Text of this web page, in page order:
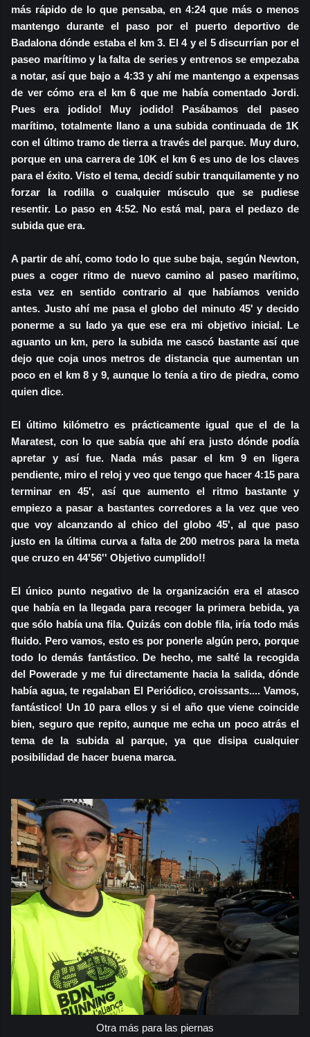
más rápido de lo que pensaba, en 4:24 que más o menos
mantengo durante el paso por el puerto deportivo de
Badalona dónde estaba el km 3. El 4 y el 5 discurrían por el
paseo marítimo y la falta de series y entrenos se empezaba
a notar, así que bajo a 4:33 y ahí me mantengo a expensas
de ver cómo era el km 6 que me había comentado Jordi.
Pues era jodido! Muy jodido! Pasábamos del paseo
marítimo, totalmente llano a una subida continuada de 1K
con el último tramo de tierra a través del parque. Muy duro,
porque en una carrera de 10K el km 6 es uno de los claves
para el éxito. Visto el tema, decidí subir tranquilamente y no
forzar la rodilla o cualquier músculo que se pudiese
resentir. Lo paso en 4:52. No está mal, para el pedazo de
subida que era.
A partir de ahí, como todo lo que sube baja, según Newton,
pues a coger ritmo de nuevo camino al paseo marítimo,
esta vez en sentido contrario al que habíamos venido
antes. Justo ahí me pasa el globo del minuto 45' y decido
ponerme a su lado ya que ese era mi objetivo inicial. Le
aguanto un km, pero la subida me cascó bastante así que
dejo que coja unos metros de distancia que aumentan un
poco en el km 8 y 9, aunque lo tenía a tiro de piedra, como
quien dice.
El último kilómetro es prácticamente igual que el de la
Maratest, con lo que sabía que ahí era justo dónde podía
apretar y así fue. Nada más pasar el km 9 en ligera
pendiente, miro el reloj y veo que tengo que hacer 4:15 para
terminar en 45', así que aumento el ritmo bastante y
empiezo a pasar a bastantes corredores a la vez que veo
que voy alcanzando al chico del globo 45', al que paso
justo en la última curva a falta de 200 metros para la meta
que cruzo en 44'56'' Objetivo cumplido!!
El único punto negativo de la organización era el atasco
que había en la llegada para recoger la primera bebida, ya
que sólo había una fila. Quizás con doble fila, iría todo más
fluido. Pero vamos, esto es por ponerle algún pero, porque
todo lo demás fantástico. De hecho, me salté la recogida
del Powerade y me fui directamente hacia la salida, dónde
había agua, te regalaban El Periódico, croissants.... Vamos,
fantástico! Un 10 para ellos y si el año que viene coincide
bien, seguro que repito, aunque me echa un poco atrás el
tema de la subida al parque, ya que disipa cualquier
posibilidad de hacer buena marca.
Otra más para las piernas